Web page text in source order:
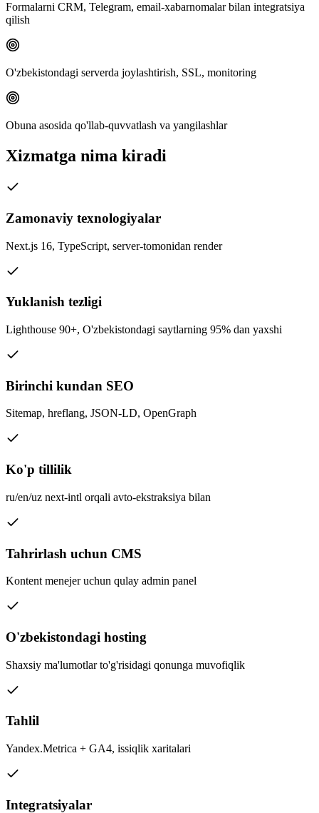
Formalarni CRM, Telegram, email-xabarnomalar bilan integratsiya
qilish
O'zbekistondagi serverda joylashtirish, SSL, monitoring
Obuna asosida qo'llab-quvvatlash va yangilashlar
Xizmatga nima kiradi
Zamonaviy texnologiyalar
Next.js 16, TypeScript, server-tomonidan render
Yuklanish tezligi
Lighthouse 90+, O'zbekistondagi saytlarning 95% dan yaxshi
Birinchi kundan SEO
Sitemap, hreflang, JSON-LD, OpenGraph
Ko'p tillilik
ru/en/uz next-intl orqali avto-ekstraksiya bilan
Tahrirlash uchun CMS
Kontent menejer uchun qulay admin panel
O'zbekistondagi hosting
Shaxsiy ma'lumotlar to'g'risidagi qonunga muvofiqlik
Tahlil
Yandex.Metrica + GA4, issiqlik xaritalari
Integratsiyalar